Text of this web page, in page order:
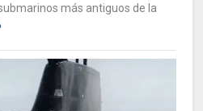
más antiguos de la